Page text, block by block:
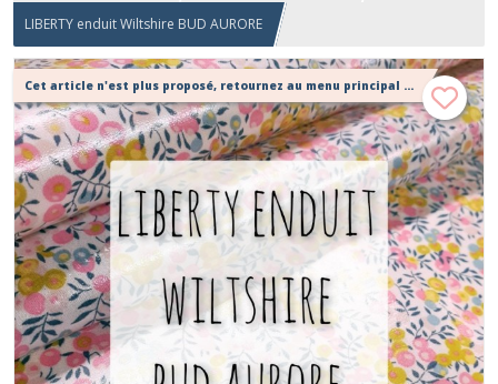
LIBERTY enduit Wiltshire BUD AURORE
Cet article n'est plus proposé, retournez au menu principal ou contactez moi!